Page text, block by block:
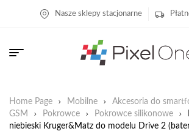
Nasze sklepy stacjonarne
Home Page Mobilne
Akcesoria do
GSM
Pokrowce Pokrowce silikonowe
niebieski Kruger&Matz do modelu Drive 2